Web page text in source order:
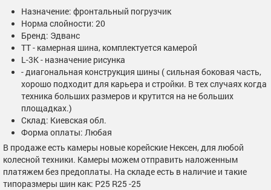
Назначение: фронтальный погрузчик
Норма слойности: 20
Бренд: Эдванс
ТТ - камерная шина, комплектуется камерой
L-3K - назначение рисунка
- диагональная конструкция шины ( сильная боковая часть,
хорошо подходит для карьера и стройки. В тех случаях когда
техника больших размеров и крутится на не больших
площадках.)
Склад: Киевская обл.
Форма оплаты: Любая
В продаже есть камеры новые корейские Нексен, для любой
колесной техники. Камеры можем отправить наложенным
платяжем без предоплаты. На складе есть в наличие и такие
типоразмеры шин как: Р25 R25 -25